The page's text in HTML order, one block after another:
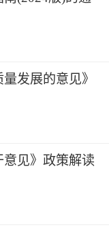
发展的意见》
意见》政策解读